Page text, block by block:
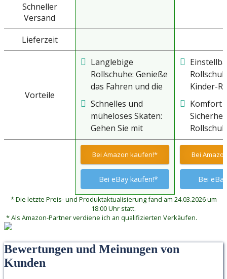
Schneller
Versand
Lieferzeit
Vorteile
Langlebige
Rollschuhe: Genieße
das Fahren und die
Stabilität dieser
Quad-Rollschuhe,
hergestellt aus
und haltbarem PVC-
Material, das eine
lange Lebensdauer
garantiert. Die
verschleißfesten
Räder sind solide
und robust und
Leistung auf jeder
Schnelles und
müheloses Skaten:
Gehen Sie mit
unseren Quad-
Rollern, die direkt
über den Schuhen
getragen werden
können, nach
draußen. Es ist nicht
erforderlich, die
Schlittschuhe
Kinder-
können
Größen
Taste
werden,
dem
Kindes
hoher
Komfort
eine
Füße
sicher
Knöchel
Bei Amazon kaufen!*
Bei eBay kaufen!*
Bei
Bei
* Die letzte Preis- und Produktaktualisierung fand am 24.03.2026 um
18:00 Uhr statt.
* Als Amazon-Partner verdiene ich an qualifizierten Verkäufen.
Bewertungen und Meinungen von
Kunden